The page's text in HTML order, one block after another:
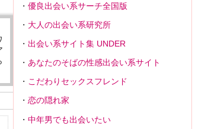
優良出会い系サーチ全国版
大人の出会い系研究所
出会い系サイト集 UNDER
あなたのそばの性感出会い系サイト
こだわりセックスフレンド
恋の隠れ家
中年男でも出会いたい